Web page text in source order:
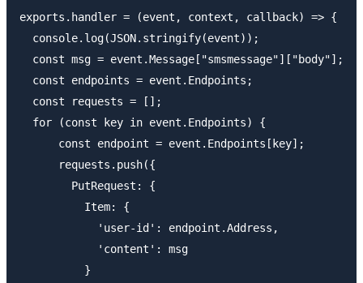
exports.handler = (event, context, callback) => {
  console.log(JSON.stringify(event));
  const msg = event.Message["smsmessage"]["body"];
  const endpoints = event.Endpoints;
  const requests = [];
  for (const key in event.Endpoints) {
      const endpoint = event.Endpoints[key];
      requests.push({
        PutRequest: {
          Item: {
            'user-id': endpoint.Address,
            'content': msg
          }